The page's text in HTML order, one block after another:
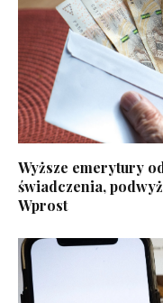
Wyższe emerytury
świadczenia,
Wprost